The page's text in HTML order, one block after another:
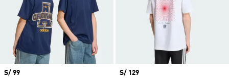
Precio
S/ 99
Precio
S/ 129